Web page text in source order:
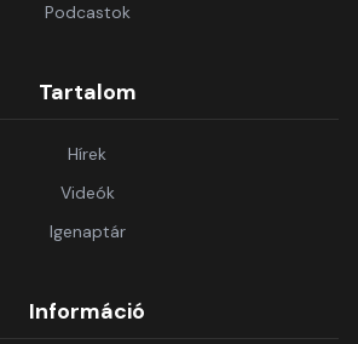
Podcastok
Tartalom
Hírek
Videók
Igenaptár
Információ